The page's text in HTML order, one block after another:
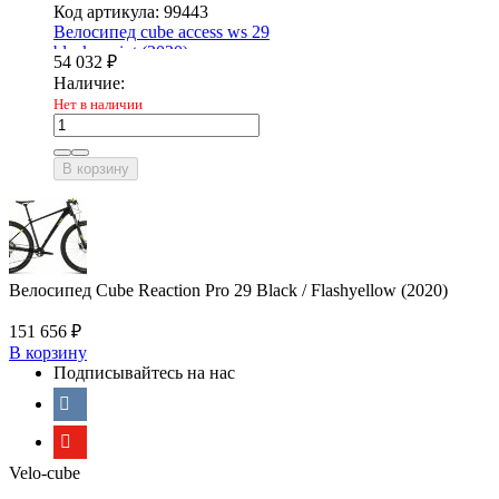
Код артикула: 99443
Велосипед cube access ws 29
black - mint (2020)
54 032 ₽
Наличие:
Нет в наличии
В корзину
Велосипед Cube Reaction Pro 29 Black / Flashyellow (2020)
151 656 ₽
В корзину
Подписывайтесь на нас
Velo-cube